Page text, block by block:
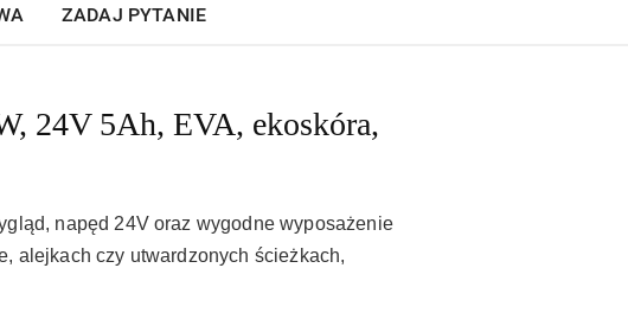
ZADAJ PYTANIE
24V 5Ah, EVA, ekoskóra,
napęd 24V oraz wygodne wyposażenie
alejkach czy utwardzonych ścieżkach,